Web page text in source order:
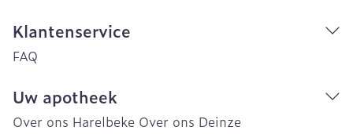
Klantenservice
FAQ
Uw apotheek
Over ons Harelbeke Over ons Deinze